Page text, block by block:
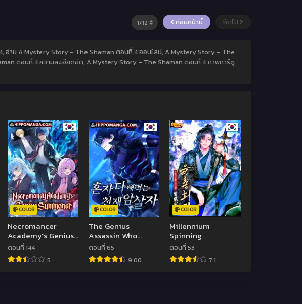
ก่อนหน้านี้ ถัดไป
อ่าน A Mystery Story – The Shaman ตอนที่ 4 ออนไลน์, A Mystery Story – The
ตอนที่ 4 ความละเอียดชัด, A Mystery Story – The Shaman ตอนที่ 4 ภาพการ์ตู
COLOR
Necromancer
Academy’s Genius
Summoner
ตอนที่ 144
5
COLOR
The Genius
Assassin Who
Takes it All
ตอนที่ 65
9.00
COLOR
Millennium
Spinning
ตอนที่ 53
7.1